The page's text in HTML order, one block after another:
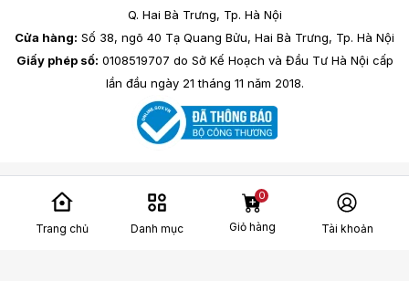
Q. Hai Bà Trưng, Tp. Hà Nội
Cửa hàng: Số 38, ngõ 40 Tạ Quang Bửu, Hai Bà Trưng, Tp. Hà Nội
Giấy phép số: 0108519707 do Sở Kế Hoạch và Đầu Tư Hà Nội cấp
lần đầu ngày 21 tháng 11 năm 2018.
Trang chủ Danh mục Giỏ hàng
0
Tài khoản